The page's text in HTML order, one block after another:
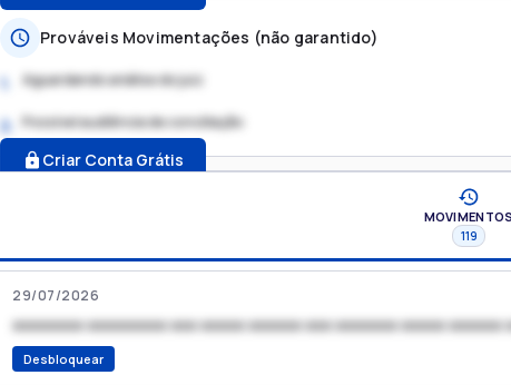
Prováveis Movimentações (não garantido)
1. Aguardando análise do juiz
2. Possível audiência de conciliação
Criar Conta Grátis
MOVIMENTOS
119
29/07/2026
xxxxxxxx xxxxxxxxx xxx xxxxx xxxxxx xxx xxxxxxx xxxxx xxxxxx
Desbloquear